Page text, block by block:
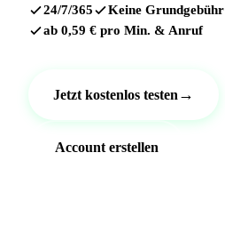
24/7/365
Keine Grundgebühr
ab 0,59 € pro Min. & Anruf
Jetzt kostenlos testen →
Account erstellen